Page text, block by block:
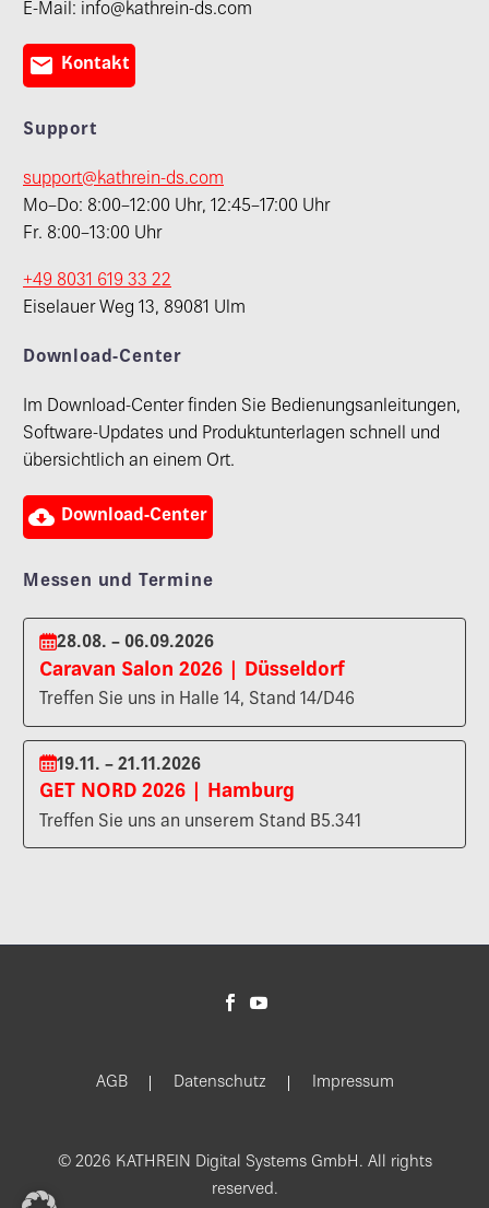
E-Mail: info@kathrein-ds.com
 Kontakt
Support
support@kathrein-ds.com
Mo–Do: 8:00–12:00 Uhr, 12:45–17:00 Uhr
Fr. 8:00–13:00 Uhr
+49 8031 619 33 22
Eiselauer Weg 13, 89081 Ulm
Download-Center
Im Download-Center finden Sie Bedienungsanleitungen,
Software-Updates und Produktunterlagen schnell und
übersichtlich an einem Ort.
 Download-Center
Messen und Termine
28.08. – 06.09.2026
Caravan Salon 2026 | Düsseldorf
Treffen Sie uns in Halle 14, Stand 14/D46
19.11. – 21.11.2026
GET NORD 2026 | Hamburg
Treffen Sie uns an unserem Stand B5.341
AGB Datenschutz Impressum
© 2026 KATHREIN Digital Systems GmbH. All rights
reserved.